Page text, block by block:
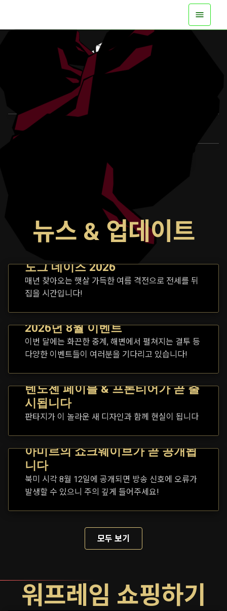
뉴스 & 업데이트
도그 데이즈 2026
매년 찾아오는 햇살 가득한 여름 격전으로 전세를 뒤
집을 시간입니다!
2026년 8월 이벤트
이번 달에는 화끈한 중계, 해변에서 펼쳐지는 결투 등
다양한 이벤트들이 여러분을 기다리고 있습니다!
텐노젠 페이블 & 프론티어가 곧 출
시됩니다
판타지가 이 놀라운 새 디자인과 함께 현실이 됩니다
아미르의 쇼크웨이브가 곧 공개됩
니다
북미 시각 8월 12일에 공개되면 방송 신호에 오류가
발생할 수 있으니 주의 깊게 들어주세요!
모두 보기
워프레임 쇼핑하기